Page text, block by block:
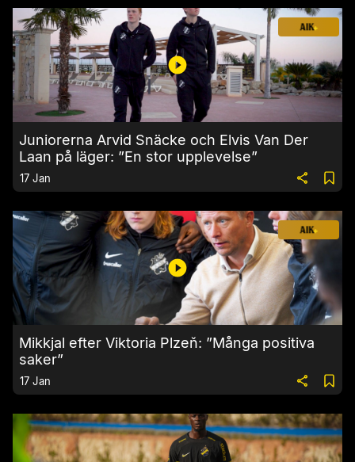
Juniorerna Arvid Snäcke och Elvis Van Der
Laan på läger: ”En stor upplevelse”
17 Jan
Mikkjal efter Viktoria Plzeň: ”Många positiva
saker”
17 Jan